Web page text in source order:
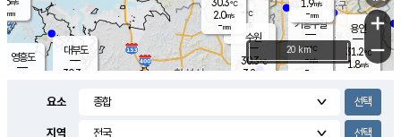
mm
영흥도
용인
31.2℃
1.8m/s
대부도
30.3
- ℃
m/s
mm
기흥구갈
-℃
-m/s
-
30.3℃
2.0m/s
-mm
1.9m/s
-mm
수원
30.3℃
3.2 m/s
+
−
20 km
요소
지역